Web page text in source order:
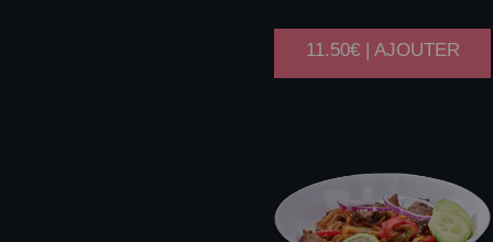
11.50€ | AJOUTER